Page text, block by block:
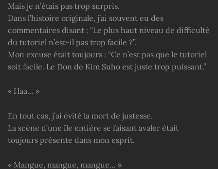
Mais je n’étais pas trop surpris.
Dans l’histoire originale, j’ai souvent eu des
commentaires disant : “Le plus haut niveau de difficulté
du tutoriel n’est-il pas trop facile ?”.
Mon excuse était toujours : “Ce n’est pas que le tutoriel
soit facile. Le Don de Kim Suho est juste trop puissant.”
« Haa… »
En tout cas, j’ai évité la mort de justesse.
La scène d’une île entière se faisant avaler était
toujours présente dans mon esprit.
« Mangue, mangue, mangue… »